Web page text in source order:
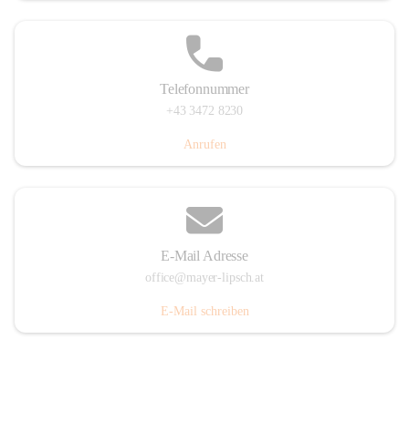
Telefonnummer
+43 3472 8230
Anrufen
E-Mail Adresse
office@mayer-lipsch.at
E-Mail schreiben